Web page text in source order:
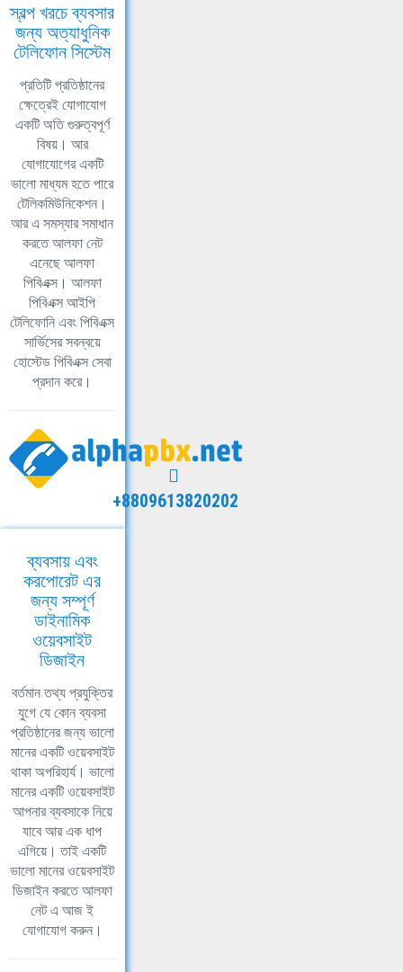
স্বল্প খরচে ব্যবসার
জন্য অত্যাধুনিক
টেলিফোন সিস্টেম
প্রতিটি প্রতিষ্ঠানের
ক্ষেত্রেই যোগাযোগ
একটি অতি গুরুত্বপূর্ণ
বিষয়। আর
যোগাযোগের একটি
ভালো মাধ্যম হতে পারে
টেলিকমিউনিকেশন।
আর এ সমস্যার সমাধান
করতে আলফা নেট
এনেছে আলফা
পিবিএক্স। আলফা
পিবিএক্স আইপি
টেলিফোনি এবং পিবিএক্স
সার্ভিসের সবন্বয়ে
হোস্টেড পিবিএক্স সেবা
প্রদান করে।
+8809613820202
ব্যবসায় এবং
করপোরেট এর
জন্য সম্পূর্ণ
ডাইনামিক
ওয়েবসাইট
ডিজাইন
বর্তমান তথ্য প্রযুক্তির
যুগে যে কোন ব্যবসা
প্রতিষ্ঠানের জন্য ভালো
মানের একটি ওয়েবসাইট
থাকা অপরিহার্য। ভালো
মানের একটি ওয়েবসাইট
আপনার ব্যবসাকে নিয়ে
যাবে আর এক ধাপ
এগিয়ে। তাই একটি
ভালো মানের ওয়েবসাইট
ডিজাইন করতে আলফা
নেট এ আজ ই
যোগাযোগ করুন।